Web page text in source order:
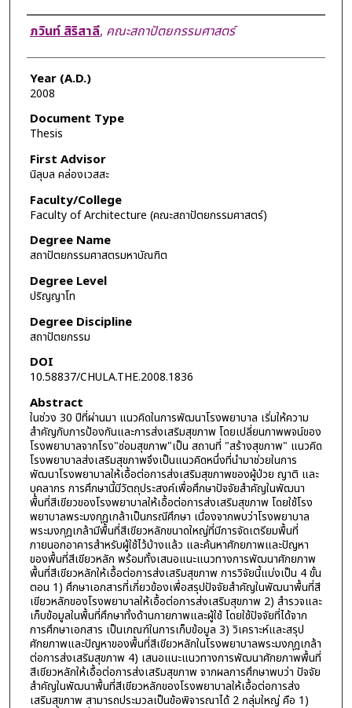
Author
ภวินท์ สิริสาลี, คณะสถาปัตยกรรมศาสตร์
Year (A.D.)
2008
Document Type
Thesis
First Advisor
นิลุบล คล่องเวสสะ
Faculty/College
Faculty of Architecture (คณะสถาปัตยกรรมศาสตร์)
Degree Name
สถาปัตยกรรมศาสตรมหาบัณฑิต
Degree Level
ปริญญาโท
Degree Discipline
สถาปัตยกรรม
DOI
10.58837/CHULA.THE.2008.1836
Abstract
ในช่วง 30 ปีที่ผ่านมา แนวคิดในการพัฒนาโรงพยาบาล เริ่มให้ความ
สำคัญกับการป้องกันและการส่งเสริมสุขภาพ โดยเปลี่ยนภาพพจน์ของ
โรงพยาบาลจากโรง"ซ่อมสุขภาพ"เป็น สถานที่ "สร้างสุขภาพ" แนวคิด
โรงพยาบาลส่งเสริมสุขภาพจึงเป็นแนวคิดหนึ่งที่นำมาช่วยในการ
พัฒนาโรงพยาบาลให้เอื้อต่อการส่งเสริมสุขภาพของผู้ป่วย ญาติ และ
บุคลากร การศึกษานี้มีวัตถุประสงค์เพื่อศึกษาปัจจัยสำคัญในพัฒนา
พื้นที่สีเขียวของโรงพยาบาลให้เอื้อต่อการส่งเสริมสุขภาพ โดยใช้โรง
พยาบาลพระมงกุฎเกล้าเป็นกรณีศึกษา เนื่องจากพบว่าโรงพยาบาล
พระมงกุฎเกล้ามีพื้นที่สีเขียวหลักขนาดใหญ่ที่มีการจัดเตรียมพื้นที่
ภายนอกอาคารสำหรับผู้ใช้ไว้บ้างแล้ว และค้นหาศักยภาพและปัญหา
ของพื้นที่สีเขียวหลัก พร้อมทั้งเสนอแนะแนวทางการพัฒนาศักยภาพ
พื้นที่สีเขียวหลักให้เอื้อต่อการส่งเสริมสุขภาพ การวิจัยนี้แบ่งเป็น 4 ขั้น
ตอน 1) ศึกษาเอกสารที่เกี่ยวข้องเพื่อสรุปปัจจัยสำคัญในพัฒนาพื้นที่สี
เขียวหลักของโรงพยาบาลให้เอื้อต่อการส่งเสริมสุขภาพ 2) สำรวจและ
เก็บข้อมูลในพื้นที่ศึกษาทั้งด้านกายภาพและผู้ใช้ โดยใช้ปัจจัยที่ได้จาก
การศึกษาเอกสาร เป็นเกณฑ์ในการเก็บข้อมูล 3) วิเคราะห์และสรุป
ศักยภาพและปัญหาของพื้นที่สีเขียวหลักในโรงพยาบาลพระมงกุฎเกล้า
ต่อการส่งเสริมสุขภาพ 4) เสนอแนะแนวทางการพัฒนาศักยภาพพื้นที่
สีเขียวหลักให้เอื้อต่อการส่งเสริมสุขภาพ จากผลการศึกษาพบว่า ปัจจัย
สำคัญในพัฒนาพื้นที่สีเขียวหลักของโรงพยาบาลให้เอื้อต่อการส่ง
เสริมสุขภาพ สามารถประมวลเป็นข้อพิจารณาได้ 2 กลุ่มใหญ่ คือ 1)